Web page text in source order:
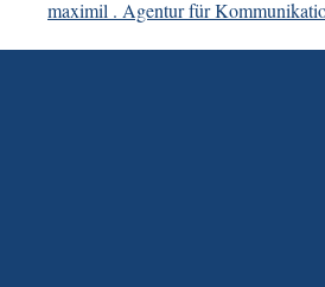
maximil . Agentur für